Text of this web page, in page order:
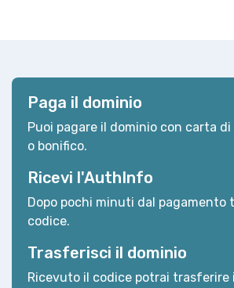
Paga il dominio
Puoi pagare il dominio con carta
o bonifico.
Ricevi l'AuthInfo
Dopo pochi minuti dal pagamento
codice.
Trasferisci il dominio
Ricevuto il codice potrai trasferire